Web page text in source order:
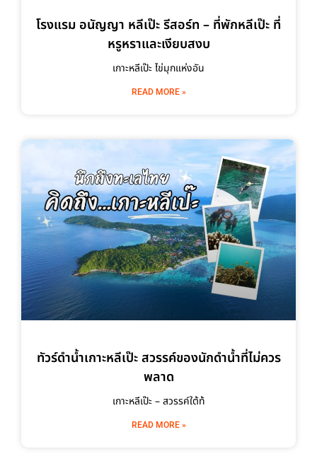
โรงแรม อนัญญา หลีเป๊ะ รีสอร์ท – ที่พักหลีเป๊ะ ที่
หรูหราและเงียบสงบ
เกาะหลีเป๊ะ ไข่มุกแห่งอัน
READ MORE »
ทัวร์ดำน้ำเกาะหลีเป๊ะ สวรรค์ของนักดำน้ำที่ไม่ควร
พลาด
เกาะหลีเป๊ะ – สวรรค์ใต้ท้
READ MORE »